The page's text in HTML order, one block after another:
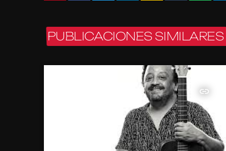
PUBLICACIONES SIMILARES
insert_link